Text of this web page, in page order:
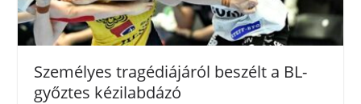
Személyes tragédiájáról beszélt a BL-
győztes kézilabdázó